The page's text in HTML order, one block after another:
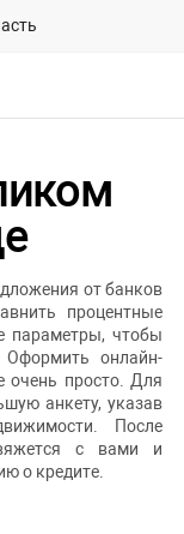
от банков
процентные
параметры, чтобы
Оформить онлайн-
очень просто. Для
анкету, указав
После
с вами и
о кредите.